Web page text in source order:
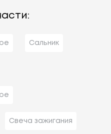
Сальник
Свеча зажигания